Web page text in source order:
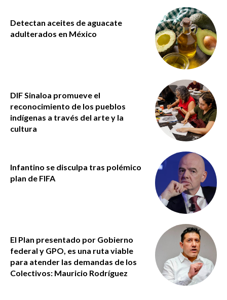
Detectan aceites de aguacate
adulterados en México
DIF Sinaloa promueve el
reconocimiento de los pueblos
indígenas a través del arte y la
cultura
Infantino se disculpa tras polémico
plan de FIFA
El Plan presentado por Gobierno
federal y GPO, es una ruta viable
para atender las demandas de los
Colectivos: Mauricio Rodríguez